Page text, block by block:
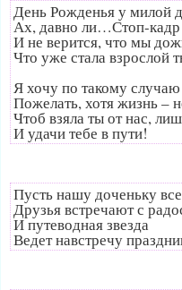
День Рожденья у милой
Ах, давно ли…Стоп-кадр
И не верится, что мы
Что уже стала взрослой
Я хочу по такому случаю
Пожелать, хотя жизнь –
Чтоб взяла ты от нас,
И удачи тебе в пути!
Пусть нашу доченьку
Друзья встречают с
И путеводная звезда
Ведет навстречу